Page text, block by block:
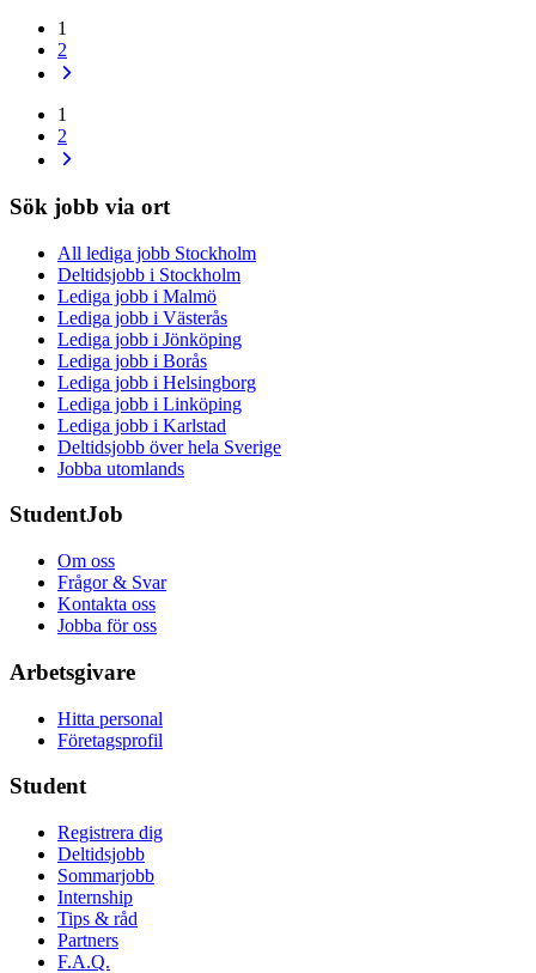
1
2
1
2
Sök jobb via ort
All lediga jobb Stockholm
Deltidsjobb i Stockholm
Lediga jobb i Malmö
Lediga jobb i Västerås
Lediga jobb i Jönköping
Lediga jobb i Borås
Lediga jobb i Helsingborg
Lediga jobb i Linköping
Lediga jobb i Karlstad
Deltidsjobb över hela Sverige
Jobba utomlands
StudentJob
Om oss
Frågor & Svar
Kontakta oss
Jobba för oss
Arbetsgivare
Hitta personal
Företagsprofil
Student
Registrera dig
Deltidsjobb
Sommarjobb
Internship
Tips & råd
Partners
F.A.Q.